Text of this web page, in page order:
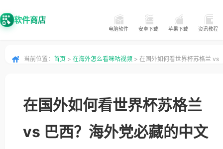
软件商店
电脑软件 安卓下载 苹果下载 资讯教程
当前位置： 首页 > 在海外怎么看咪咕视频 > 在国外如何看世界杯苏格兰 vs
在国外如何看世界杯苏格兰
vs 巴西？海外党必藏的中文